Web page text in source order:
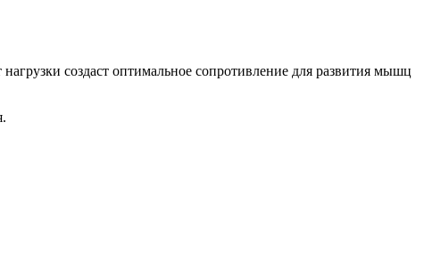
создаст оптимальное сопротивление для развития мышц